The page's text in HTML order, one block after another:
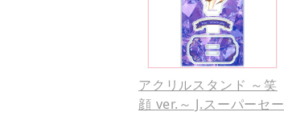
アクリルスタンド ～笑
顔 ver.～ J.スーパーセー